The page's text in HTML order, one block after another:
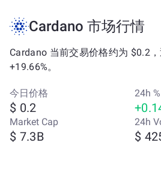
Cardano 市场行情
Cardano 当前交易价格约为 $0.2
+19.66%。
今日价格
$ 0.2
24h
Market Cap
$ 7.3B
24h
$